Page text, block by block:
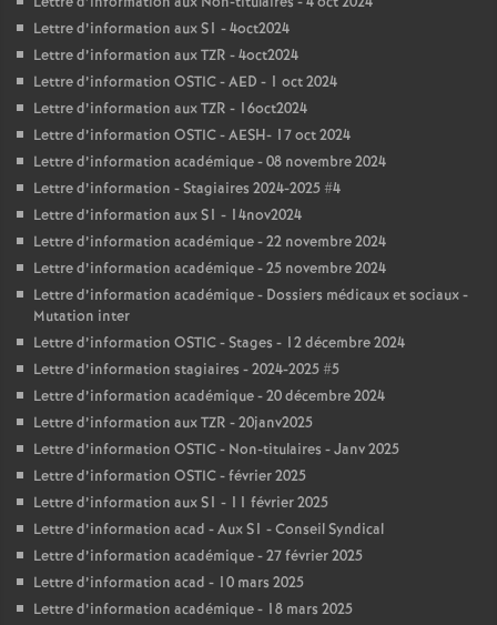
Lettre d’information aux S1 - 4oct2024
Lettre d’information aux TZR - 4oct2024
Lettre d’information OSTIC - AED - 1 oct 2024
Lettre d’information aux TZR - 16oct2024
Lettre d’information OSTIC - AESH- 17 oct 2024
Lettre d’information académique - 08 novembre 2024
Lettre d’information - Stagiaires 2024-2025 #4
Lettre d’information aux S1 - 14nov2024
Lettre d’information académique - 22 novembre 2024
Lettre d’information académique - 25 novembre 2024
Lettre d’information académique - Dossiers médicaux et sociaux -
Mutation inter
Lettre d’information OSTIC - Stages - 12 décembre 2024
Lettre d’information stagiaires - 2024-2025 #5
Lettre d’information académique - 20 décembre 2024
Lettre d’information aux TZR - 20janv2025
Lettre d’information OSTIC - Non-titulaires - Janv 2025
Lettre d’information OSTIC - février 2025
Lettre d’information aux S1 - 11 février 2025
Lettre d’information acad - Aux S1 - Conseil Syndical
Lettre d’information académique - 27 février 2025
Lettre d’information acad - 10 mars 2025
Lettre d’information académique - 18 mars 2025